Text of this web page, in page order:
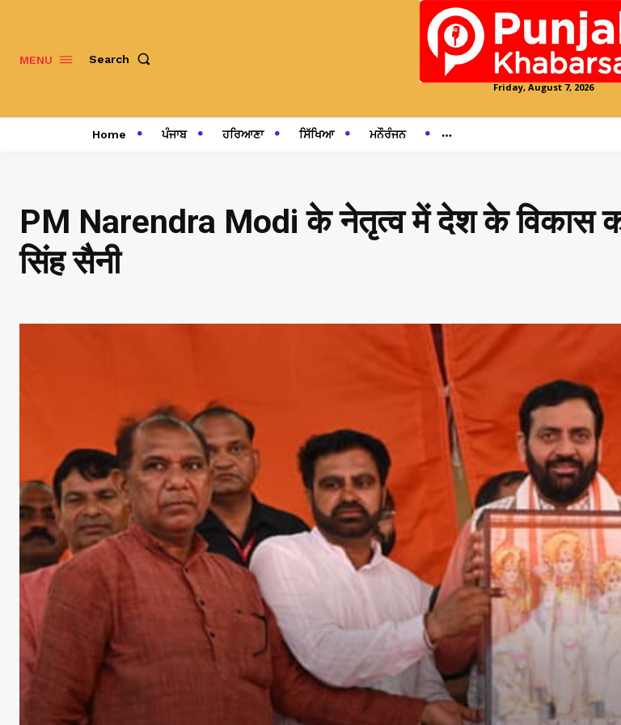
MENU Search
Friday, August 7, 2026
Home ਪੰਜਾਬ ਹਰਿਆਣਾ ਸਿੱਖਿਆ ਮਨੌਰੰਜਨ
PM Narendra Modi के नेतृत्व में देश के विकास को
सिंह सैनी